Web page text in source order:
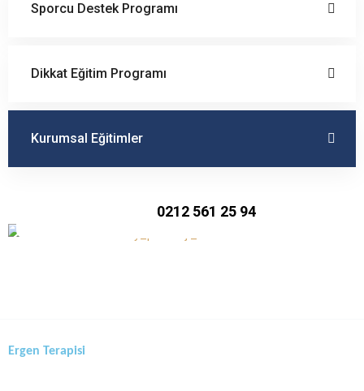
Sporcu Destek Programı
Dikkat Eğitim Programı
Kurumsal Eğitimler
0212 561 25 94
Ergen Terapisi